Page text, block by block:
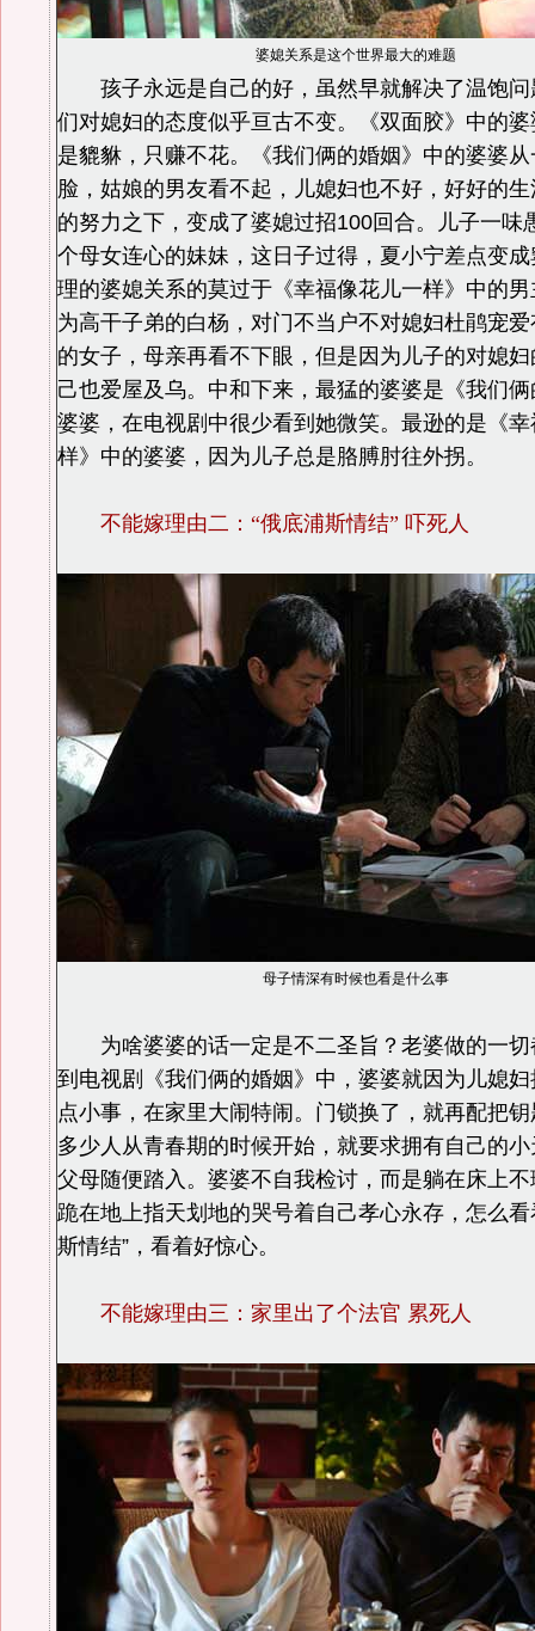
婆媳关系是这个世界最大的难题
孩子永远是自己的好，虽然早就解决了温饱问
们对媳妇的态度似乎亘古不变。《双面胶》中的
是貔貅，只赚不花。《我们俩的婚姻》中的婆婆
脸，姑娘的男友看不起，儿媳妇也不好，好好的
的努力之下，变成了婆媳过招100回合。儿子一味
个母女连心的妹妹，这日子过得，夏小宁差点变
理的婆媳关系的莫过于《幸福像花儿一样》中的
为高干子弟的白杨，对门不当户不对媳妇杜鹃宠
的女子，母亲再看不下眼，但是因为儿子的对媳
己也爱屋及乌。中和下来，最猛的婆婆是《我们
婆婆，在电视剧中很少看到她微笑。最逊的是《
样》中的婆婆，因为儿子总是胳膊肘往外拐。
不能嫁理由二：“俄底浦斯情结” 吓死人
母子情深有时候也看是什么事
为啥婆婆的话一定是不二圣旨？老婆做的一切
到电视剧《我们俩的婚姻》中，婆婆就因为儿媳
点小事，在家里大闹特闹。门锁换了，就再配把
多少人从青春期的时候开始，就要求拥有自己的
父母随便踏入。婆婆不自我检讨，而是躺在床上
跪在地上指天划地的哭号着自己孝心永存，怎么看
斯情结”，看着好惊心。
不能嫁理由三：家里出了个法官 累死人